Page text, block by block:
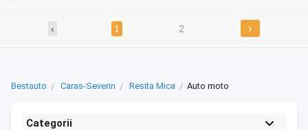
‹ 1 2 ›
Bestauto Caras-Severin Resita Mica Auto moto
Categorii